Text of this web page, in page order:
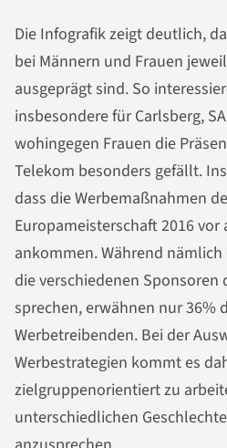
Die Infografik zeigt deutlich,
bei Männern und Frauen
ausgeprägt sind. So
insbesondere für Carlsberg,
wohingegen Frauen die
Telekom besonders gefällt.
dass die Werbemaßnahmen
Europameisterschaft 2016
ankommen. Während
die verschiedenen Sponsoren
sprechen, erwähnen nur 36%
Werbetreibenden. Bei der
Werbestrategien kommt es
zielgruppenorientiert zu
unterschiedlichen